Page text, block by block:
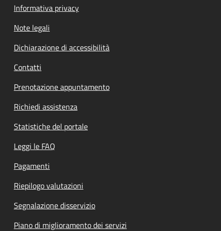
Informativa privacy
Note legali
Dichiarazione di accessibilità
Contatti
Prenotazione appuntamento
Richiedi assistenza
Statistiche del portale
Leggi le FAQ
Pagamenti
Riepilogo valutazioni
Segnalazione disservizio
Piano di miglioramento dei servizi